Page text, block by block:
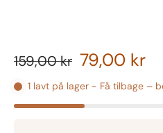
159,00 kr 79,00 kr
1 lavt på lager - Få tilbage –